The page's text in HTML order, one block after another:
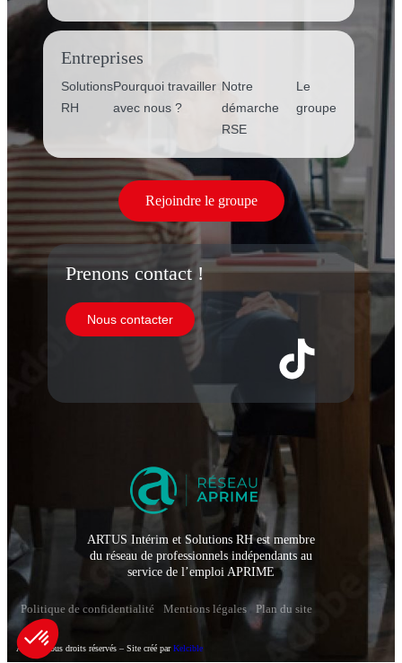
Entreprises
Solutions
RH
Pourquoi travailler
avec nous ?
Notre
démarche
RSE
Le
groupe
Rejoindre le groupe
Prenons contact !
Nous contacter
ARTUS Intérim et Solutions RH est membre
du réseau de professionnels indépendants au
service de l’emploi APRIME
Politique de confidentialité Mentions légales Plan du site
Artus – Tous droits réservés – Site créé parKelcible